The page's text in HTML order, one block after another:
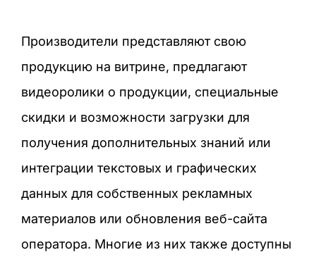
Производители представляют свою
продукцию на витрине, предлагают
видеоролики о продукции, специальные
скидки и возможности загрузки для
получения дополнительных знаний или
интеграции текстовых и графических
данных для собственных рекламных
материалов или обновления веб-сайта
оператора. Многие из них также доступны